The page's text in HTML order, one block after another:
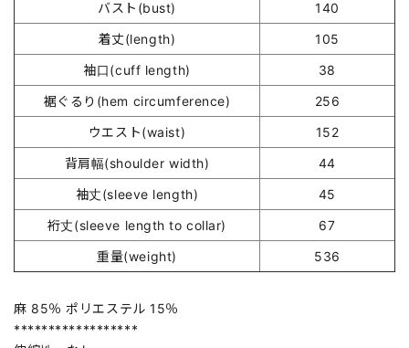
バスト(bust)
140
着丈(length)
105
袖口(cuff length)
38
裾ぐるり(hem circumference)
256
ウエスト(waist)
152
背肩幅(shoulder width)
44
袖丈(sleeve length)
45
裄丈(sleeve length to collar)
67
重量(weight)
536
麻 85％ ポリエステル 15％
******************